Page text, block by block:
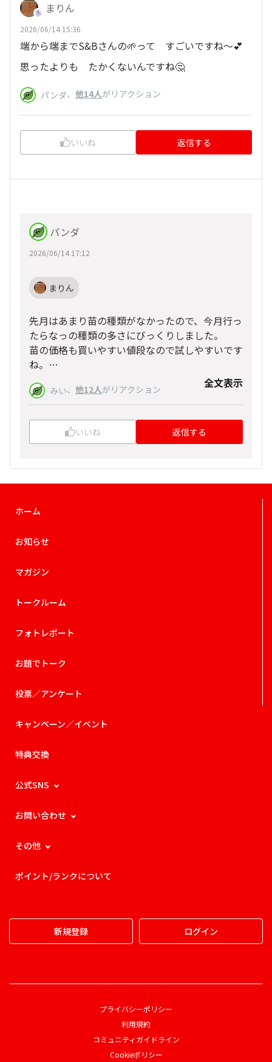
まりん
2026/06/14 15:36
端から端までS&Bさんの🌱って すごいですね～💕
思ったよりも たかくないんですね🤔
パンダ、 他14人がリアクション
いいね 返信する
パンダ
2026/06/14 17:12
まりん
先月はあまり苗の種類がなかったので、今月行っ
たらなっの種類の多さにびっくりしました。
苗の価格も買いやすい値段なので試しやすいです
ね。
パクチーとローズマリーを買いたかったのです
が、私が行ったホームセンターにはなかったで
す。他の地域やホームセンターなら他の種類もあ
るかもしれません。
みい、 他12人がリアクション 全文表示
いいね 返信する
ホーム
お知らせ
マガジン
トークルーム
フォトレポート
お題でトーク
投票／アンケート
キャンペーン／イベント
特典交換
公式SNS
お問い合わせ
その他
ポイント/ランクについて
新規登録 ログイン
プライバシーポリシー
利用規約
コミュニティガイドライン
Cookieポリシー